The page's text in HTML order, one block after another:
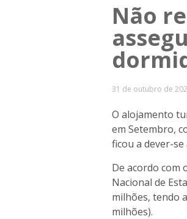
Não
31 de outubro de
O alojamento
em Setembro,
ficou a dever-
De acordo com
Nacional de
milhões, tendo
milhões).